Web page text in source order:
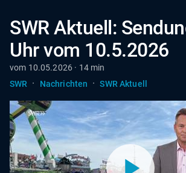
SWR Aktuell:
Uhr vom 10.5.2026
vom 10.05.2026 · 14 min
SWR
· Nachrichten · SWR Aktuell